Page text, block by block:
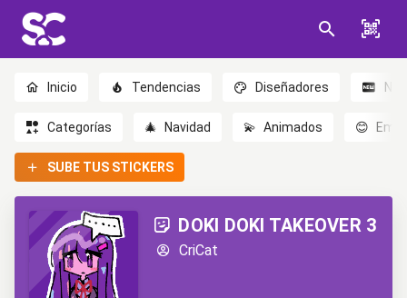
Inicio Tendencias Diseñadores
Categorías 🎄 Navidad 💫 Animados 😊
SUBE TUS STICKERS
DOKI DOKI TAKEOVER 3
CriCat